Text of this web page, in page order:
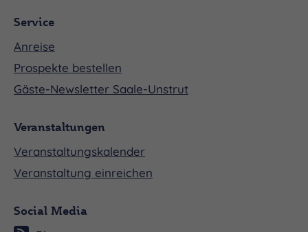
Die ungarische Organistin Kamilla Lévai erhielt
ihre musikalische Ausbildung in Budapest und
Musikhochschulen Ungarns und vertiefte ihr
international renommierten Organisten.
Konzertauftritte im In- und Ausland sowie die
Teilnahme an Wettbewerben prägten ihren
künstlerischen Werdegang. Heute gilt sie als
Service
Anreise
Prospekte bestellen
Gäste-Newsletter Saale-Unstrut
Veranstaltungen
Veranstaltungskalender
Veranstaltung einreichen
Social Media